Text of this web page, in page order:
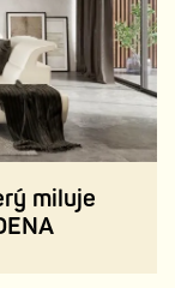
miluje